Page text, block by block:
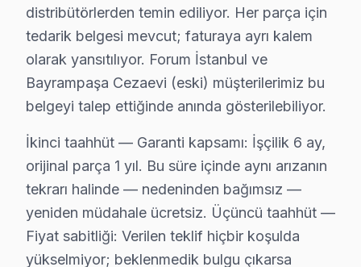
Dijitsu TV İçin Bayrampaşa'deki Onarım
Dijitsu ekran'niz için Bayrampaşa'de profesyonel
Görüntü Arızaları: Dijitsu'ın VA Panel ve LED
Elektronik Kart Servisi: Güç kaynağı kapasitör
Yazılım Müdahalesi: LED televizyon ünitesi
LED ve Aydınlatma: Backlight şerit tamiri veya
» Bayrampaşa ve çevre mahallelere aynı gün servis
Dijitsu Servisi Garanti ve Sonrası Destek
distribütörlerden temin ediliyor. Her parça için
tedarik belgesi mevcut; faturaya ayrı kalem
olarak yansıtılıyor. Forum İstanbul ve
Bayrampaşa Cezaevi (eski) müşterilerimiz bu
belgeyi talep ettiğinde anında gösterilebiliyor.
İkinci taahhüt — Garanti kapsamı: İşçilik 6 ay,
orijinal parça 1 yıl. Bu süre içinde aynı arızanın
tekrarı halinde — nedeninden bağımsız —
yeniden müdahale ücretsiz. Üçüncü taahhüt —
Fiyat sabitliği: Verilen teklif hiçbir koşulda
yükselmiyor; beklenmedik bulgu çıkarsa